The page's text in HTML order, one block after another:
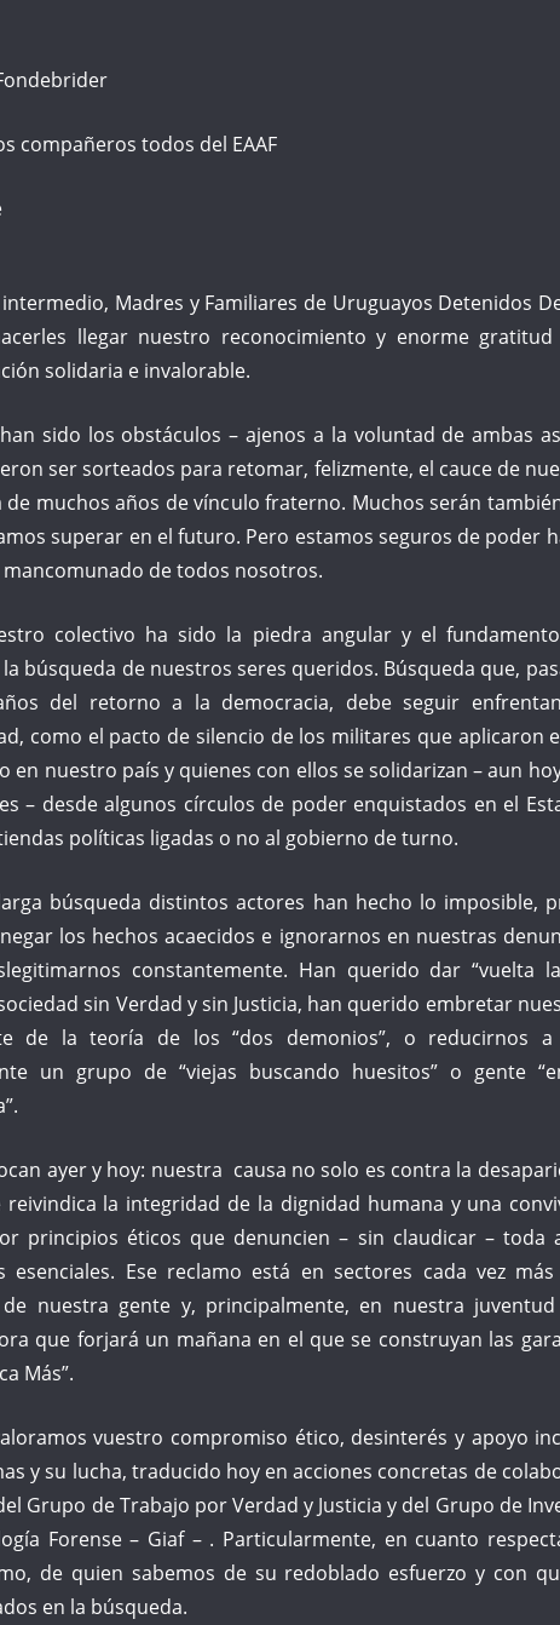
compañeros todos del EAAF
Madres y Familiares de Uruguayos Detenidos
llegar nuestro reconocimiento y enorme
solidaria e invalorable.
sido los obstáculos – ajenos a la voluntad de ambas
ser sorteados para retomar, felizmente, el cauce de
de muchos años de vínculo fraterno. Muchos serán
superar en el futuro. Pero estamos seguros de poder
mancomunado de todos nosotros.
colectivo ha sido la piedra angular y el
búsqueda de nuestros seres queridos. Búsqueda que,
del retorno a la democracia, debe seguir
como el pacto de silencio de los militares que aplicaron
en nuestro país y quienes con ellos se solidarizan – aun
– desde algunos círculos de poder enquistados en el
políticas ligadas o no al gobierno de turno.
búsqueda distintos actores han hecho lo imposible,
los hechos acaecidos e ignorarnos en nuestras
constantemente. Han querido dar “vuelta
sin Verdad y sin Justicia, han querido embretar
de la teoría de los “dos demonios”, o reducirnos a
un grupo de “viejas buscando huesitos” o gente
ayer y hoy: nuestra causa no solo es contra la
reivindica la integridad de la dignidad humana y una
principios éticos que denuncien – sin claudicar – toda
esenciales. Ese reclamo está en sectores cada vez
de nuestra gente y, principalmente, en nuestra
que forjará un mañana en el que se construyan las
Más”.
vuestro compromiso ético, desinterés y apoyo
y su lucha, traducido hoy en acciones concretas de
Grupo de Trabajo por Verdad y Justicia y del Grupo de
Forense – Giaf – . Particularmente, en cuanto
de quien sabemos de su redoblado esfuerzo y con
en la búsqueda.